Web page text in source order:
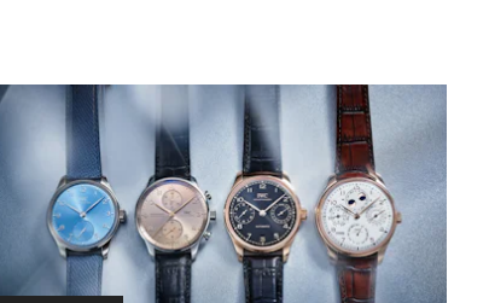
in the Dials: シャフハウゼンの空と光を閉じ込
めた、IWC ポルトギーゼ